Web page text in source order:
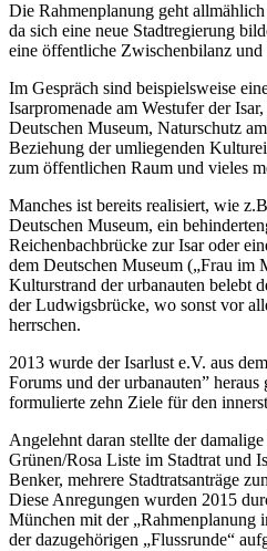
Die Rahmenplanung geht
da sich eine neue Stadtregierung
eine öffentliche Zwischenbilanz
Im Gespräch sind beispielsweise
Isarpromenade am Westufer der
Deutschen Museum, Naturschutz
Beziehung der umliegenden
zum öffentlichen Raum und vieles
Manches ist bereits realisiert, wie
Deutschen Museum, ein
Reichenbachbrücke zur Isar oder
dem Deutschen Museum („Frau im
Kulturstrand der urbanauten belebt
der Ludwigsbrücke, wo sonst vor
herrschen.
2013 wurde der Isarlust e.V. aus
Forums und der urbanauten”
formulierte zehn Ziele für den
Angelehnt daran stellte der
Grünen/Rosa Liste im Stadtrat und
Benker, mehrere Stadtratsanträge
Diese Anregungen wurden 2015
München mit der „Rahmenplanung
der dazugehörigen „Flussrunde“